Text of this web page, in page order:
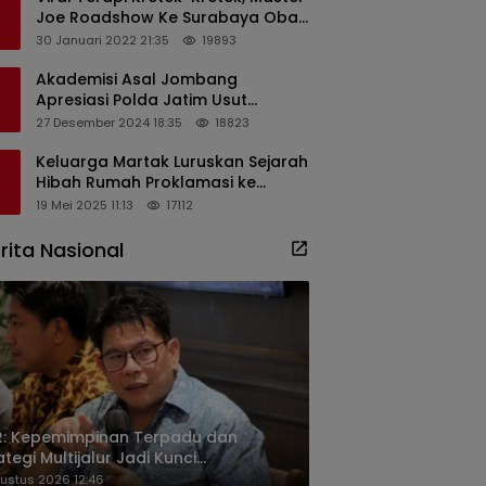
Joe Roadshow Ke Surabaya Obati
Pasien Sekaligus Edukasi
30 Januari 2022 21:35 19893
Akademisi Asal Jombang
Apresiasi Polda Jatim Usut
Dugaan Korupsi Pengisian
27 Desember 2024 18:35 18823
Keluarga Martak Luruskan Sejarah
Hibah Rumah Proklamasi ke
Soekarno
19 Mei 2025 11:13 17112
Nasional
Kepemimpinan Terpadu dan
Multijalur Jadi Kunci
Program PLTS 100 GW
2026 12:46